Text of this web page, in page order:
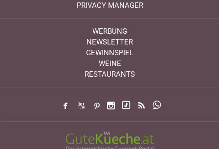
PRIVACY MANAGER
WERBUNG
NEWSLETTER
GEWINNSPIEL
WEINE
RESTAURANTS